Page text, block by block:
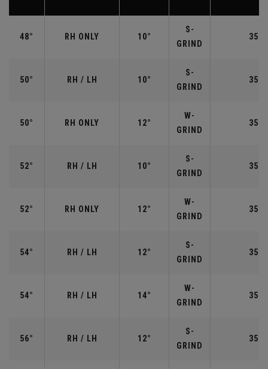
48° RH ONLY 10°
S-
GRIND
50° RH / LH 10°
S-
GRIND
50° RH ONLY 12°
W-
GRIND
52° RH / LH 10°
S-
GRIND
52° RH ONLY 12°
W-
GRIND
54° RH / LH 12°
S-
GRIND
54° RH / LH 14°
W-
GRIND
56° RH / LH 12°
S-
GRIND